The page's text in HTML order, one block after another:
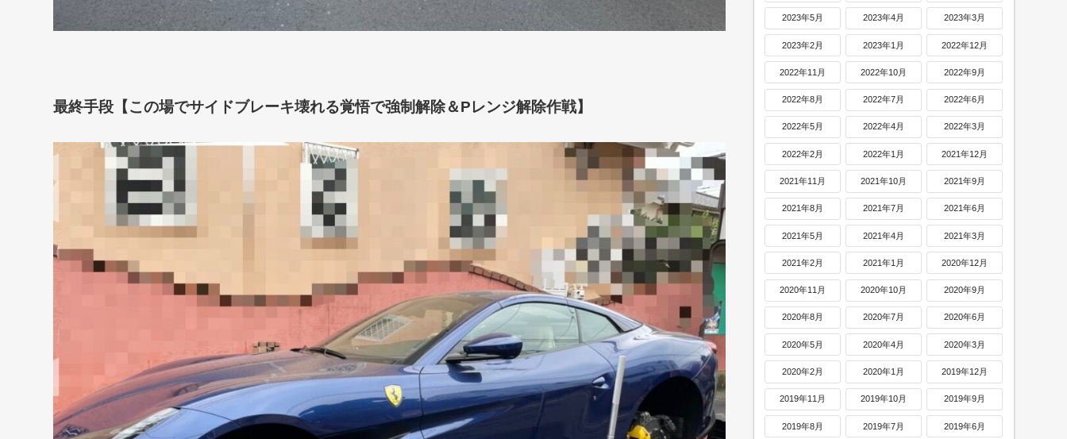
最終手段【この場でサイドブレーキ壊れる覚悟で強制解除＆Pレンジ解除作戦】
2023年5月 2023年4月 2023年3月
2023年2月 2023年1月 2022年12月
2022年11月 2022年10月 2022年9月
2022年8月 2022年7月 2022年6月
2022年5月 2022年4月 2022年3月
2022年2月 2022年1月 2021年12月
2021年11月 2021年10月 2021年9月
2021年8月 2021年7月 2021年6月
2021年5月 2021年4月 2021年3月
2021年2月 2021年1月 2020年12月
2020年11月 2020年10月 2020年9月
2020年8月 2020年7月 2020年6月
2020年5月 2020年4月 2020年3月
2020年2月 2020年1月 2019年12月
2019年11月 2019年10月 2019年9月
2019年8月 2019年7月 2019年6月